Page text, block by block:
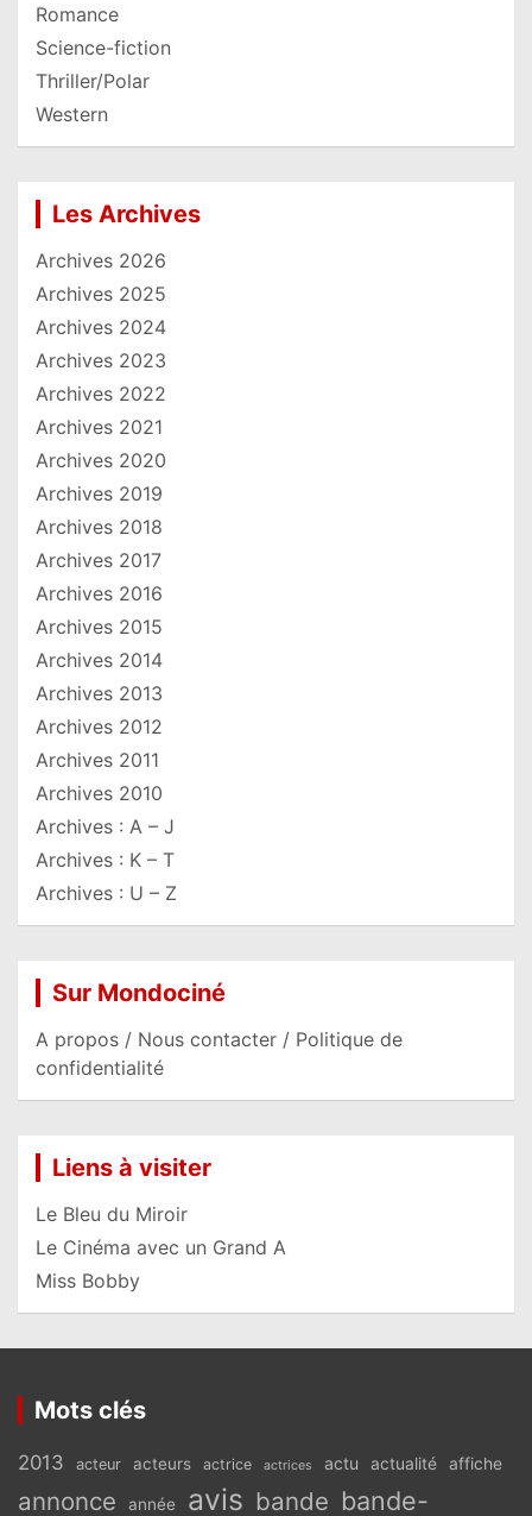
Romance
Science-fiction
Thriller/Polar
Western
Les Archives
Archives 2026
Archives 2025
Archives 2024
Archives 2023
Archives 2022
Archives 2021
Archives 2020
Archives 2019
Archives 2018
Archives 2017
Archives 2016
Archives 2015
Archives 2014
Archives 2013
Archives 2012
Archives 2011
Archives 2010
Archives : A – J
Archives : K – T
Archives : U – Z
Sur Mondociné
A propos / Nous contacter / Politique de
confidentialité
Liens à visiter
Le Bleu du Miroir
Le Cinéma avec un Grand A
Miss Bobby
Mots clés
2013 acteur acteurs actrice actrices actu actualité affiche
annonce année avis bande bande-